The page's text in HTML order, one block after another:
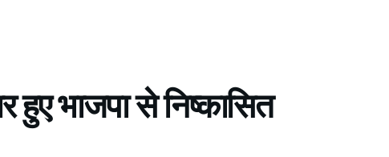
भाजपा से निष्कासित